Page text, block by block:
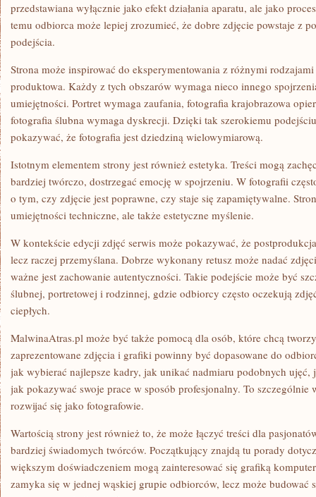
przedstawiana wyłącznie jako efekt działania aparatu, ale jako
temu odbiorca może lepiej zrozumieć, że dobre zdjęcie powstaje z
podejścia.
Strona może inspirować do eksperymentowania z różnymi
produktowa. Każdy z tych obszarów wymaga nieco innego
umiejętności. Portret wymaga zaufania, fotografia krajobrazowa
fotografia ślubna wymaga dyskrecji. Dzięki tak szerokiemu
pokazywać, że fotografia jest dziedziną wielowymiarową.
Istotnym elementem strony jest również estetyka. Treści mogą
bardziej twórczo, dostrzegać emocję w spojrzeniu. W fotografii
o tym, czy zdjęcie jest poprawne, czy staje się zapamiętywalne.
umiejętności techniczne, ale także estetyczne myślenie.
W kontekście edycji zdjęć serwis może pokazywać, że
lecz raczej przemyślana. Dobrze wykonany retusz może nadać
ważne jest zachowanie autentyczności. Takie podejście może być
ślubnej, portretowej i rodzinnej, gdzie odbiorcy często oczekują
ciepłych.
MalwinaAtras.pl może być także pomocą dla osób, które chcą
zaprezentowane zdjęcia i grafiki powinny być dopasowane do
jak wybierać najlepsze kadry, jak unikać nadmiaru podobnych ujęć,
jak pokazywać swoje prace w sposób profesjonalny. To szczególnie
rozwijać się jako fotografowie.
Wartością strony jest również to, że może łączyć treści dla
bardziej świadomych twórców. Początkujący znajdą tu porady
większym doświadczeniem mogą zainteresować się grafiką
zamyka się w jednej wąskiej grupie odbiorców, lecz może budować